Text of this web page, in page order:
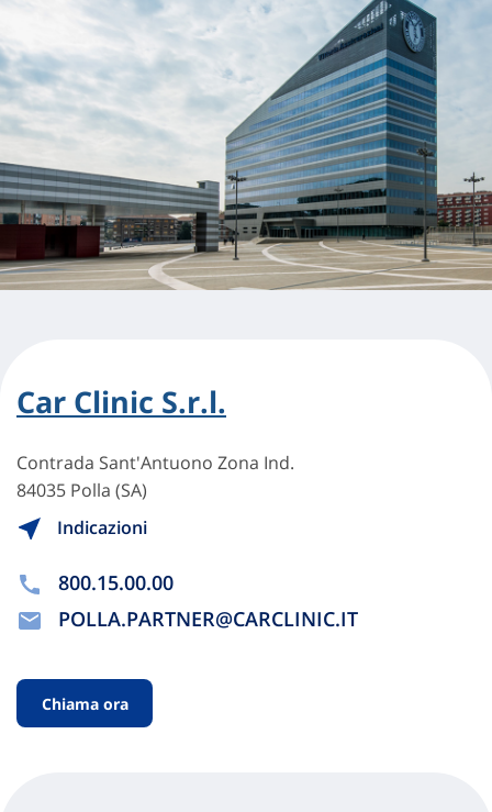
Car Clinic S.r.l.
Contrada Sant'Antuono Zona Ind.
84035 Polla (SA)
Indicazioni
800.15.00.00
POLLA.PARTNER@CARCLINIC.IT
Chiama ora